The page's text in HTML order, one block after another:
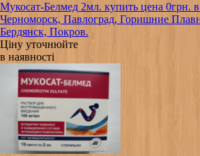
Мукосат-Белмед 2мл. купить цена 0грн.
Черноморск, Павлоград, Горишние
Бердянск, Покров.
Ціну уточнюйте
в наявності